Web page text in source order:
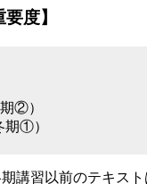
度】
②）
期①）
講習以前のテキス